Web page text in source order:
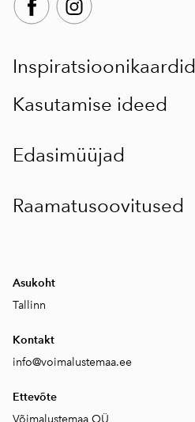
Inspiratsioonikaardid
Kasutamise ideed
Edasimüüjad
Raamatusoovitused
Asukoht
Tallinn
Kontakt
info@voimalustemaa.ee
Ettevõte
Võimalustemaa OÜ